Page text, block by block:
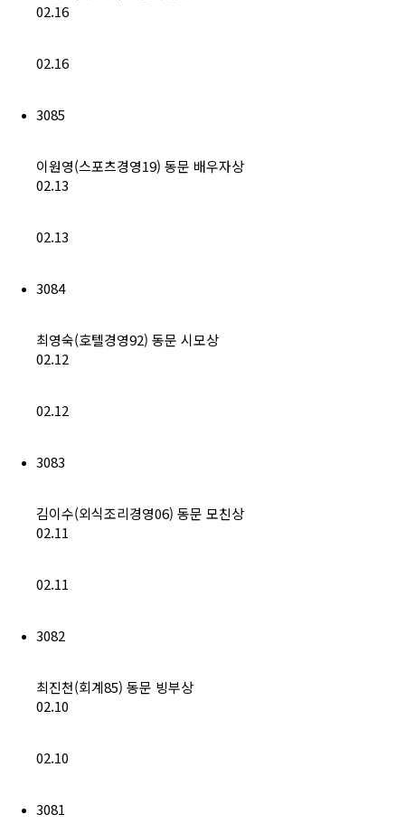
02.16
02.16
3085
이원영(스포츠경영19) 동문 배우자상
02.13
02.13
3084
최영숙(호텔경영92) 동문 시모상
02.12
02.12
3083
김이수(외식조리경영06) 동문 모친상
02.11
02.11
3082
최진천(회계85) 동문 빙부상
02.10
02.10
3081